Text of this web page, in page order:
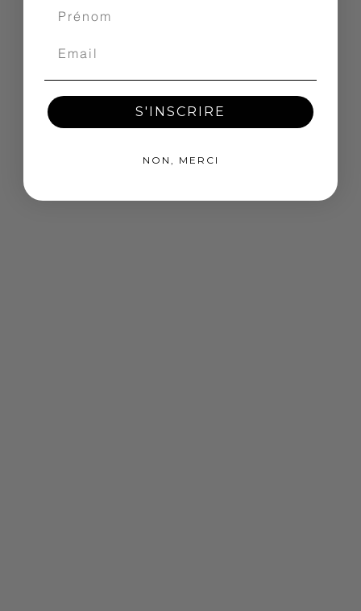
S'INSCRIRE
NON, MERCI